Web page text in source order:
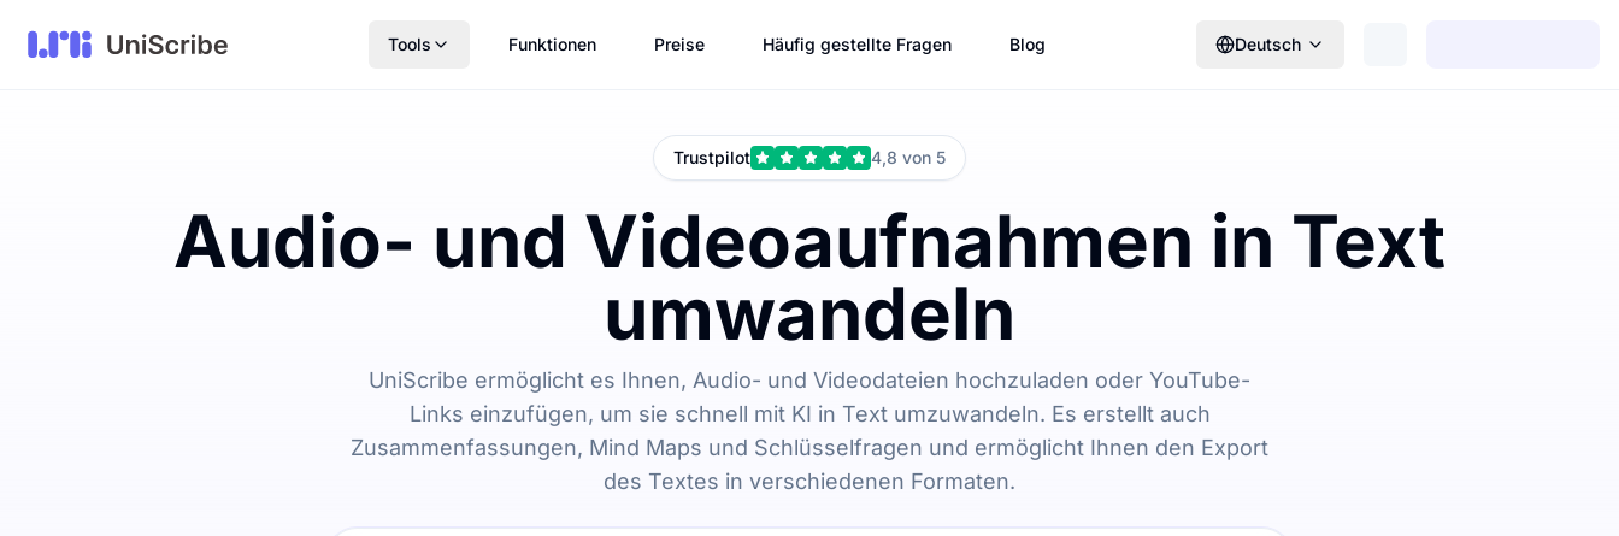
Tools Funktionen Preise Häufig gestellte Fragen Blog Deutsch
Trustpilot 4,8 von 5
Audio- und Videoaufnahmen in Text
umwandeln
UniScribe ermöglicht es Ihnen, Audio- und Videodateien hochzuladen oder YouTube-
Links einzufügen, um sie schnell mit KI in Text umzuwandeln. Es erstellt auch
Zusammenfassungen, Mind Maps und Schlüsselfragen und ermöglicht Ihnen den Export
des Textes in verschiedenen Formaten.